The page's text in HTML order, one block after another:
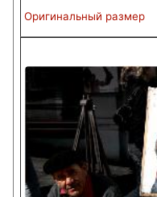
Оригинальный размер